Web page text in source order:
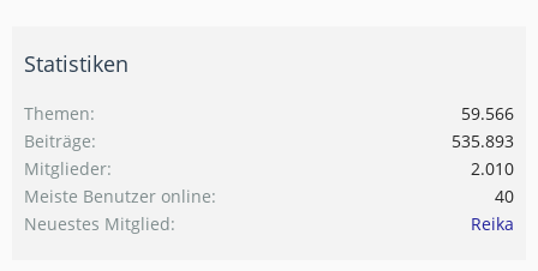
Statistiken
Themen
59.566
Beiträge
535.893
Mitglieder
2.010
Meiste Benutzer online
40
Neuestes Mitglied
Reika